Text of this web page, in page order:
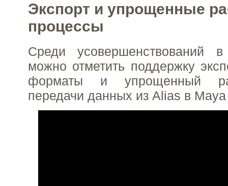
Экспорт и упрощенные
процессы
Среди усовершенствований
можно отметить поддержку
форматы и упрощенный
передачи данных из Alias в